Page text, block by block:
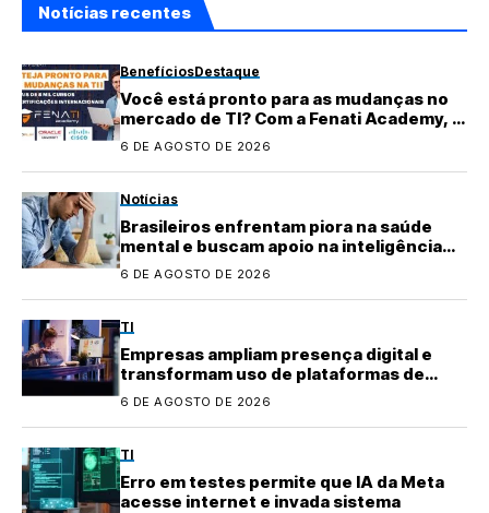
Notícias recentes
BenefíciosDestaque
Você está pronto para as mudanças no
mercado de TI? Com a Fenati Academy, é
fácil se atualizar!
6 DE AGOSTO DE 2026
Notícias
Brasileiros enfrentam piora na saúde
mental e buscam apoio na inteligência
artificial
6 DE AGOSTO DE 2026
TI
Empresas ampliam presença digital e
transformam uso de plataformas de
conteúdo
6 DE AGOSTO DE 2026
TI
Erro em testes permite que IA da Meta
acesse internet e invada sistema